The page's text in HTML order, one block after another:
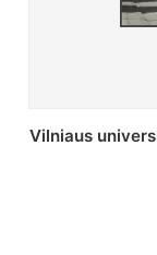
St. Batoro